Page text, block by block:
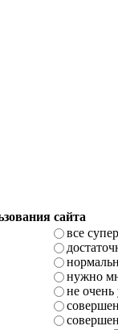
сайта
все супер
нужно
не очень